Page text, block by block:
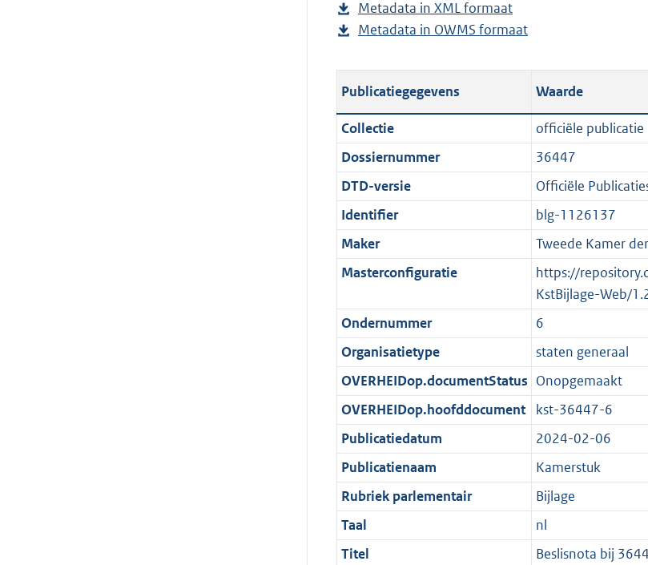
d
p
l
i
c
a
t
i
e
i
n
o
r
m
a
a
t
s
g
o
t
t
e
:
7
2
K
Metadata in XML formaat
e
t
n
r
e
K
b
Metadata in OWMS formaat
s
a
g
t
K
Publicatiegegevens Waarde
Collectie
officiële publicatie
Dossiernummer
36447
DTD-versie
Officiële
Identifier
blg-1126137
Maker
Tweede Kamer
Masterconfiguratie
https://
KstBijlage-Web/
Ondernummer
6
Organisatietype
staten generaal
OVERHEIDop.documentStatus Onopgemaakt
OVERHEIDop.hoofddocument
kst-36447-6
Publicatiedatum
2024-02-06
Publicatienaam
Kamerstuk
Rubriek parlementair
Bijlage
Taal
nl
Titel
Beslisnota bij